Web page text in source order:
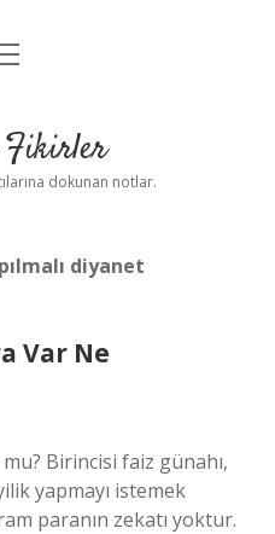
Uyarı
Fikirler
dokunan notlar.
diyanet
Var Ne
Birincisi faiz günahı,
yapmayı istemek
paranın zekatı yoktur.